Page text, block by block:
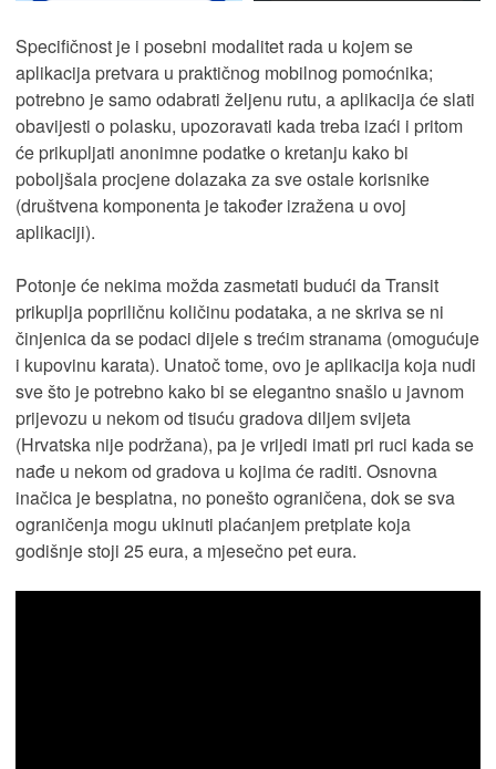
Specifičnost je i posebni modalitet rada u kojem se
aplikacija pretvara u praktičnog mobilnog pomoćnika;
potrebno je samo odabrati željenu rutu, a aplikacija će slati
obavijesti o polasku, upozoravati kada treba izaći i pritom
će prikupljati anonimne podatke o kretanju kako bi
poboljšala procjene dolazaka za sve ostale korisnike
(društvena komponenta je također izražena u ovoj
aplikaciji).
Potonje će nekima možda zasmetati budući da Transit
prikuplja popriličnu količinu podataka, a ne skriva se ni
činjenica da se podaci dijele s trećim stranama (omogućuje
i kupovinu karata). Unatoč tome, ovo je aplikacija koja nudi
sve što je potrebno kako bi se elegantno snašlo u javnom
prijevozu u nekom od tisuću gradova diljem svijeta
(Hrvatska nije podržana), pa je vrijedi imati pri ruci kada se
nađe u nekom od gradova u kojima će raditi. Osnovna
inačica je besplatna, no ponešto ograničena, dok se sva
ograničenja mogu ukinuti plaćanjem pretplate koja
godišnje stoji 25 eura, a mjesečno pet eura.